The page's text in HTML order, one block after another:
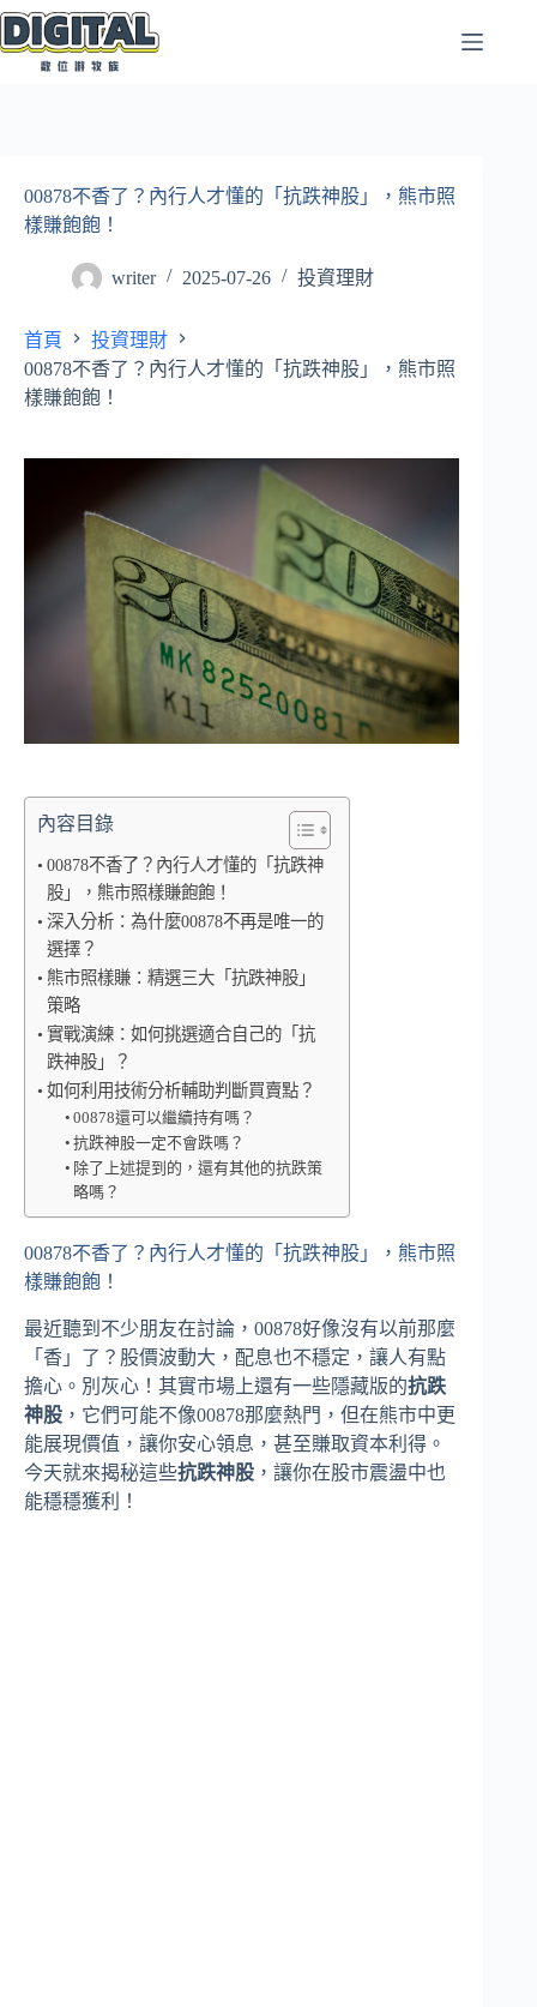
跳
至
00878不香了？內行人才懂的「抗跌神股」，熊市照
樣賺飽飽！
writer 2025-07-26 投資理財
首頁
投資理財
00878不香了？內行人才懂的「抗跌神股」，熊市照
樣賺飽飽！
內容目錄
00878不香了？內行人才懂的「抗跌神
股」，熊市照樣賺飽飽！
深入分析：為什麼00878不再是唯一的
選擇？
熊市照樣賺：精選三大「抗跌神股」
策略
實戰演練：如何挑選適合自己的「抗
跌神股」？
如何利用技術分析輔助判斷買賣點？
00878還可以繼續持有嗎？
抗跌神股一定不會跌嗎？
除了上述提到的，還有其他的抗跌策
略嗎？
00878不香了？內行人才懂的「抗跌神股」，熊市照
樣賺飽飽！
最近聽到不少朋友在討論，00878好像沒有以前那麼
「香」了？股價波動大，配息也不穩定，讓人有點
擔心。別灰心！其實市場上還有一些隱藏版的抗跌
神股 ，它們可能不像00878那麼熱門，但在熊市中更
能展現價值，讓你安心領息，甚至賺取資本利得。
今天就來揭秘這些抗跌神股 ，讓你在股市震盪中也
能穩穩獲利！